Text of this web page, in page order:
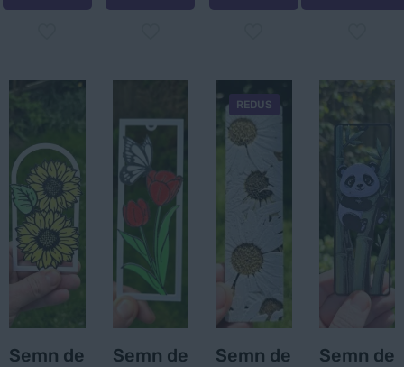
are
mai
multe
variații.
Opțiunile
pot
pagina
produsului.
Semn de
Semn de
REDUS
Semn de
Semn de